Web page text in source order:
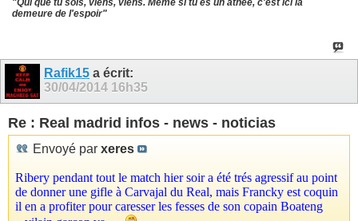
"Qui que tu sois, viens, viens. Même si tu es un athée, c'est ici la
demeure de l'espoir"
Rafik15 a écrit:
30/04/2014 16h35
Re : Real madrid infos - news - noticias
Envoyé par xeres
Ribery pendant tout le match hier soir a été trés agressif au point
de donner une gifle à Carvajal du Real, mais Francky est coquin
il en a profiter pour caresser les fesses de son copain Boateng